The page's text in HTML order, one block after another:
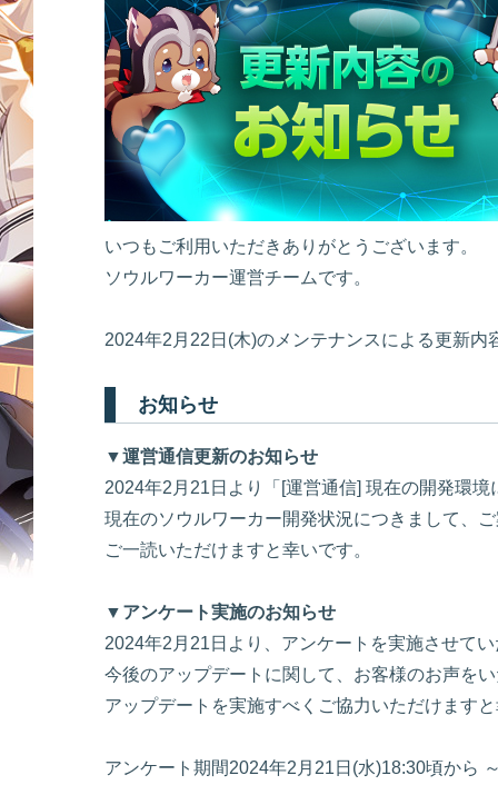
いつもご利用いただきありがとうございます。
ソウルワーカー運営チームです。
2024年2月22日(木)のメンテナンスによる更新内
お知らせ
▼運営通信更新のお知らせ
2024年2月21日より「[運営通信] 現在の開発環
現在のソウルワーカー開発状況につきまして、
ご一読いただけますと幸いです。
▼アンケート実施のお知らせ
2024年2月21日より、アンケートを実施させて
今後のアップデートに関して、お客様のお声を
アップデートを実施すべくご協力いただけます
アンケート期間2024年2月21日(水)18:30頃から